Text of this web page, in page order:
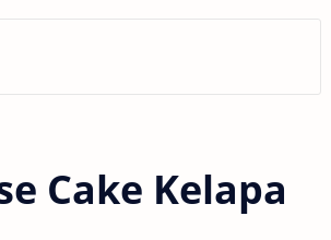
Cake Kelapa